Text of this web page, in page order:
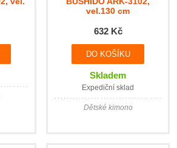
vel.130 cm
632 Kč
Skladem
Expediční sklad
Dětské kimono